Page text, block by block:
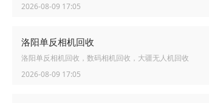
2026-08-09 17:05
洛阳单反相机回收
洛阳单反相机回收，数码相机回收，大疆无人机回收
2026-08-09 17:05